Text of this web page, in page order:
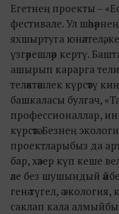
Егетнең проекты –
фестивале. Ул
яхшыртуга юнәлтелә,
үзгәрешләр кертү.
ашырып карарга
теләктәшлек күрсәтү
башкаласы булгач,
профессионаллар,
күрсәтә. Безнең
проектларыбыз да
бар, хәзер күп кеше
әле без шушындый
генә түгел, ә
саклап кала